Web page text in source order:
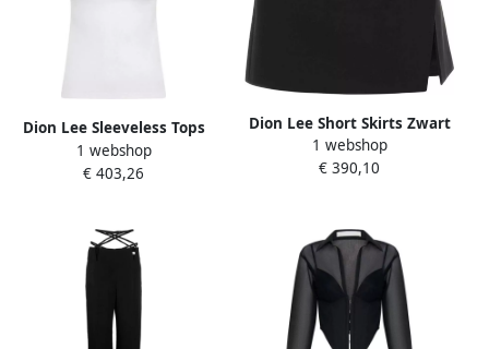
Dion Lee Sleeveless Tops
Wit Dames
1 webshop
€ 403,26
Dion Lee Short Skirts Zwart
Dames
1 webshop
€ 390,10